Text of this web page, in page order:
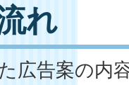
れ
広告案の内